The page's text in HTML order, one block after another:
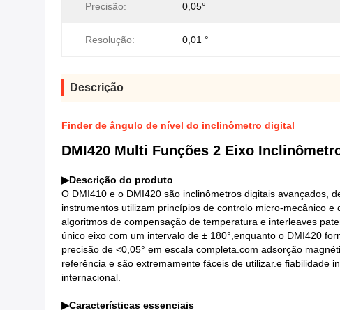
Precisão: 0,05°
Resolução: 0,01 °
Descrição
Finder de ângulo de nível do inclinômetro digital
DMI420 Multi Funções 2 Eixo
▶Descrição do produto
O DMI410 e o DMI420 são inclinômetros digitais avançados,
instrumentos utilizam princípios de controlo micro-mecânico
algoritmos de compensação de temperatura e interleaves
único eixo com um intervalo de ± 180°,enquanto o DMI420
precisão de <0,05° em escala completa.com adsorção
referência e são extremamente fáceis de utilizar.e fiabilidade
internacional.
▶Características essenciais